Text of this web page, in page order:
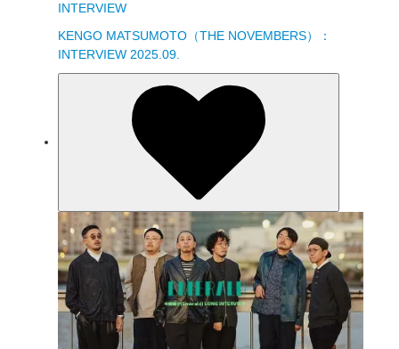
INTERVIEW
KENGO MATSUMOTO（THE NOVEMBERS）：
INTERVIEW 2025.09.